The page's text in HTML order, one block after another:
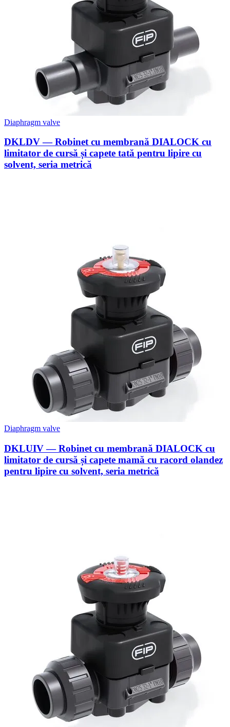
Diaphragm valve
DKLDV — Robinet cu membrană DIALOCK cu
limitator de cursă și capete tată pentru lipire cu
solvent, seria metrică
Diaphragm valve
DKLUIV — Robinet cu membrană DIALOCK cu
limitator de cursă și capete mamă cu racord olandez
pentru lipire cu solvent, seria metrică